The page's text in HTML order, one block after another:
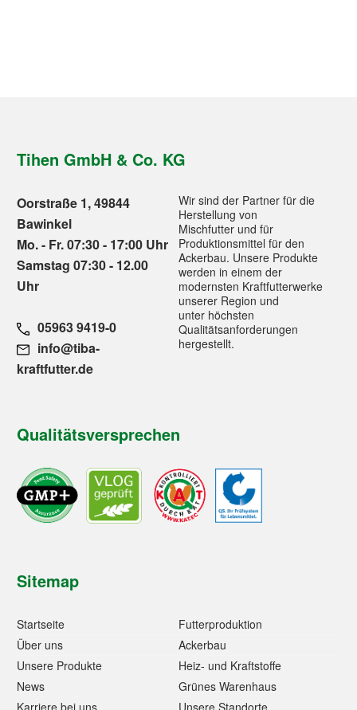
Tihen GmbH & Co. KG
Oorstraße 1, 49844
Bawinkel
Mo. - Fr. 07:30 - 17:00 Uhr
Samstag 07:30 - 12.00
Uhr
05963 9419-0
info@tiba-
kraftfutter.de
Wir sind der Partner für die
Herstellung von
Mischfutter und für
Produktionsmittel für den
Ackerbau. Unsere Produkte
werden in einem der
modernsten Kraftfutterwerke
unserer Region und
unter höchsten
Qualitätsanforderungen
hergestellt.
Qualitätsversprechen
Sitemap
Startseite
Über uns
Unsere Produkte
News
Karriere bei uns
Futterproduktion
Ackerbau
Heiz- und Kraftstoffe
Grünes Warenhaus
Unsere Standorte